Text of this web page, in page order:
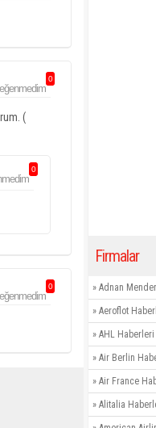
0
(
0
0
Firmalar
» Adnan
» Aeroflot
» AHL Haberleri
» Air Berlin
» Air France
» Alitalia